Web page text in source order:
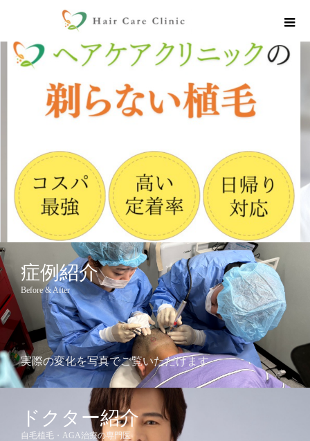
症例紹介
Before & After
実際の変化を写真でご覧いただけます
ドクター紹介
自毛植毛・AGA治療の専門医